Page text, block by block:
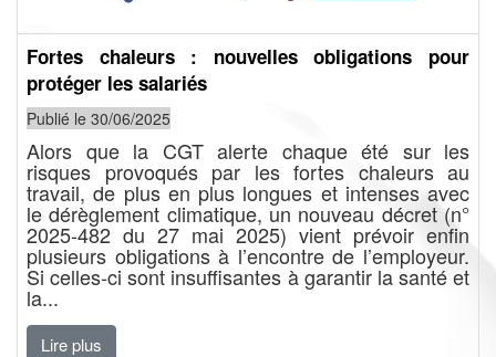
Fortes chaleurs : nouvelles obligations pour
protéger les salariés
Publié le 30/06/2025
Alors que la CGT alerte chaque été sur les
risques provoqués par les fortes chaleurs au
travail, de plus en plus longues et intenses avec
le dérèglement climatique, un nouveau décret (n°
2025-482 du 27 mai 2025) vient prévoir enfin
plusieurs obligations à l’encontre de l’employeur.
Si celles-ci sont insuffisantes à garantir la santé et
la...
Lire plus